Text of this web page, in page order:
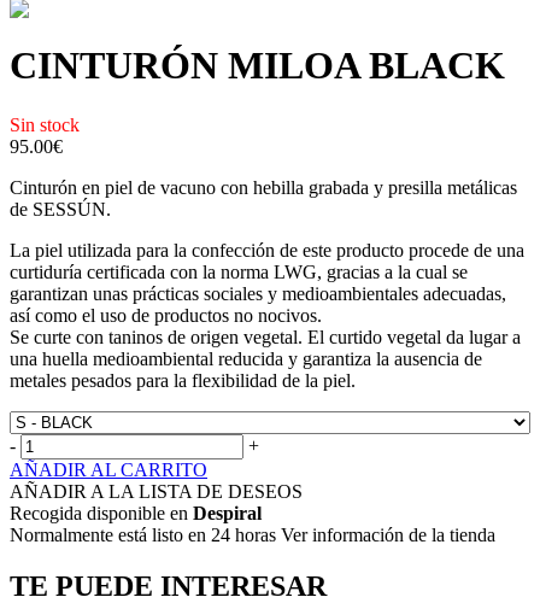
CINTURÓN MILOA BLACK
Sin stock
95.00€
Cinturón en piel de vacuno con hebilla grabada y presilla metálicas
de SESSÚN.
La piel utilizada para la confección de este producto procede de una
curtiduría certificada con la norma LWG, gracias a la cual se
garantizan unas prácticas sociales y medioambientales adecuadas,
así como el uso de productos no nocivos.
Se curte con taninos de origen vegetal. El curtido vegetal da lugar a
una huella medioambiental reducida y garantiza la ausencia de
metales pesados para la flexibilidad de la piel.
-
+
AÑADIR AL CARRITO
AÑADIR A LA LISTA DE DESEOS
Recogida disponible en Despiral
Normalmente está listo en 24 horas Ver información de la tienda
TE PUEDE INTERESAR